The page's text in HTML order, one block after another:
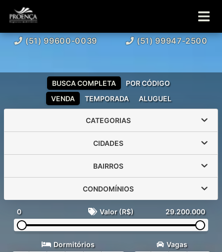
(51) 99600-0039 (51) 99947-2500
VENDA TEMPORADA ALUGUEL
BUSCA COMPLETA POR CÓDIGO
CATEGORIAS
CIDADES
BAIRROS
CONDOMÍNIOS
0 Valor (R$) 29.200.000
Dormitórios Vagas